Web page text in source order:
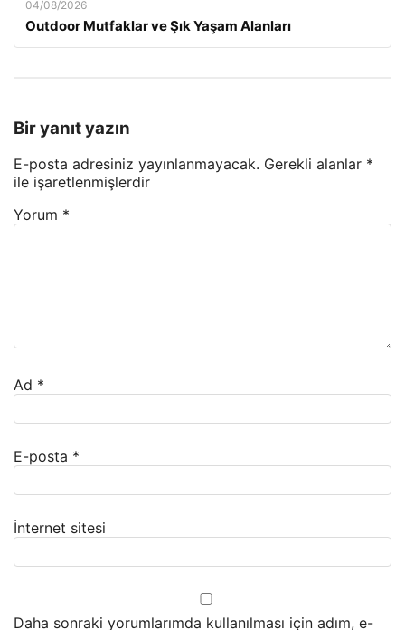
04/08/2026
Outdoor Mutfaklar ve Şık Yaşam Alanları
Bir yanıt yazın
E-posta adresiniz yayınlanmayacak. Gerekli alanlar *
ile işaretlenmişlerdir
Yorum *
Ad *
E-posta *
İnternet sitesi
Daha sonraki yorumlarımda kullanılması için adım, e-